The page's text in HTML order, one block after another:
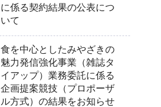
に係る契約結果の公表につ
いて
食を中心としたみやざきの
魅力発信強化事業（雑誌タ
イアップ）業務委託に係る
企画提案競技（プロポーザ
ル方式）の結果をお知らせ